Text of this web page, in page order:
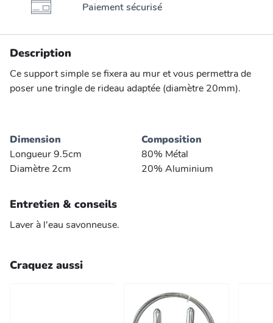
Paiement sécurisé
Description
Ce support simple se fixera au mur et vous permettra de
poser une tringle de rideau adaptée (diamètre 20mm).
Dimension
Longueur 9.5cm
Diamètre 2cm
Composition
80% Métal
20% Aluminium
Entretien & conseils
Laver à l'eau savonneuse.
Craquez aussi